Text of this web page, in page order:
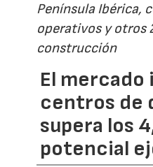
Península Ibérica,
operativos y otros
construcción
El
centros de
supera los
potencial